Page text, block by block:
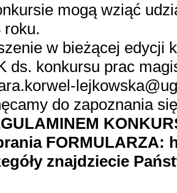
mogą wziąć
roku.
w bieżącej edycji
ds. konkursu prac
do zapoznania
FORMULARZA:
znajdziecie